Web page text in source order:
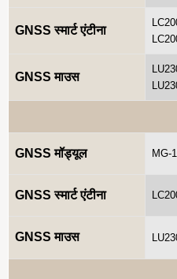
GNSS स्मार्ट एंटीना
GNSS माउस
GNSS मॉड्यूल MG-
GNSS स्मार्ट एंटीना
GNSS माउस